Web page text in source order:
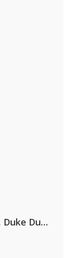
Purple Disco Machine, Duke Dumont & Nothing But Thieves